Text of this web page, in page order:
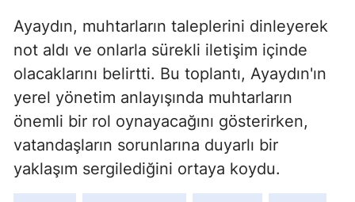
Ayaydın, muhtarların taleplerini dinleyerek
not aldı ve onlarla sürekli iletişim içinde
olacaklarını belirtti. Bu toplantı, Ayaydın'ın
yerel yönetim anlayışında muhtarların
önemli bir rol oynayacağını gösterirken,
vatandaşların sorunlarına duyarlı bir
yaklaşım sergilediğini ortaya koydu.